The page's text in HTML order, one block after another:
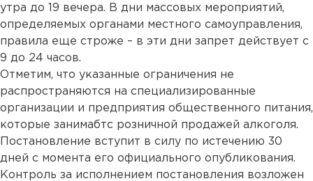
утра до 19 вечера. В дни массовых мероприятий,
определяемых органами местного самоуправления,
правила еще строже – в эти дни запрет действует с
9 до 24 часов.
Отметим, что указанные ограничения не
распространяются на специализированные
организации и предприятия общественного питания,
которые занимабтс розничной продажей алкоголя.
Постановление вступит в силу по истечению 30
дней с момента его официального опубликования.
Контроль за исполнением постановления возложен